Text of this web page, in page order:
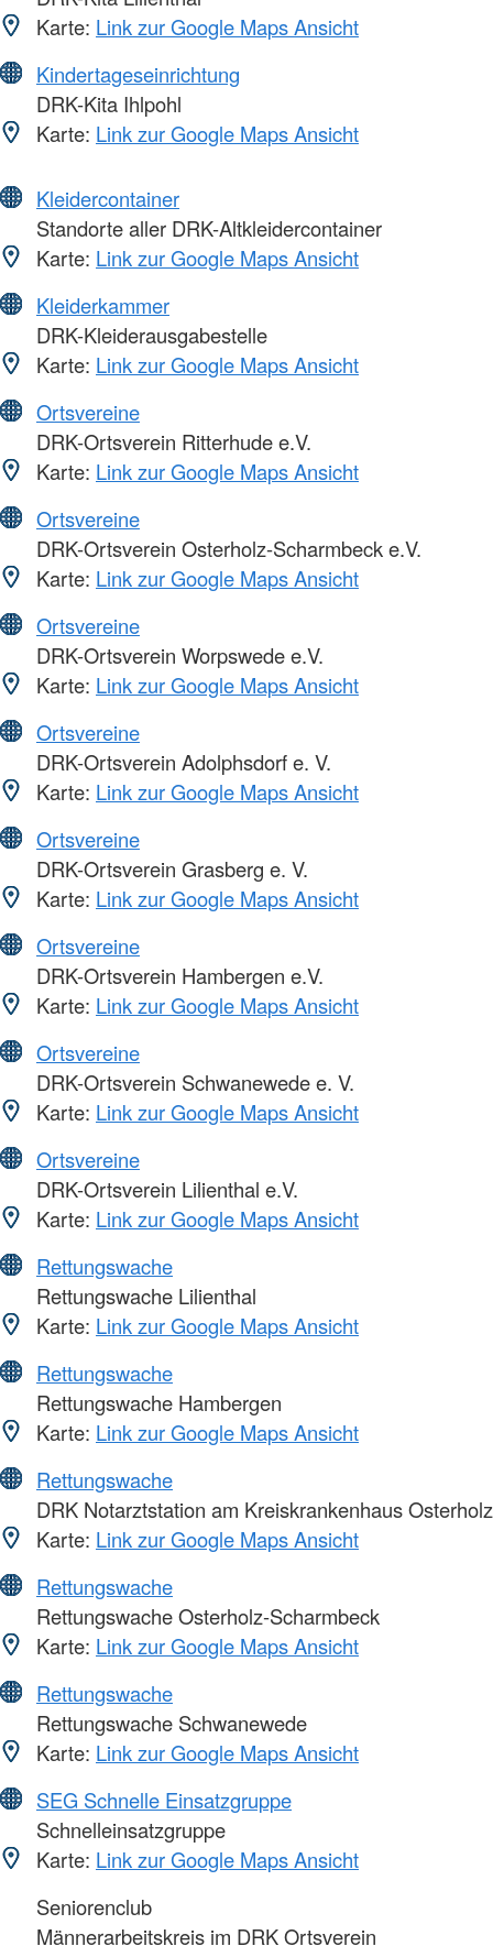
Karte: Link zur Google Maps Ansicht
Kindertageseinrichtung
DRK-Kita Ihlpohl
Karte: Link zur Google Maps Ansicht
Kleidercontainer
Standorte aller DRK-Altkleidercontainer
Karte: Link zur Google Maps Ansicht
Kleiderkammer
DRK-Kleiderausgabestelle
Karte: Link zur Google Maps Ansicht
Ortsvereine
DRK-Ortsverein Ritterhude e.V.
Karte: Link zur Google Maps Ansicht
Ortsvereine
DRK-Ortsverein Osterholz-Scharmbeck e.V.
Karte: Link zur Google Maps Ansicht
Ortsvereine
DRK-Ortsverein Worpswede e.V.
Karte: Link zur Google Maps Ansicht
Ortsvereine
DRK-Ortsverein Adolphsdorf e. V.
Karte: Link zur Google Maps Ansicht
Ortsvereine
DRK-Ortsverein Grasberg e. V.
Karte: Link zur Google Maps Ansicht
Ortsvereine
DRK-Ortsverein Hambergen e.V.
Karte: Link zur Google Maps Ansicht
Ortsvereine
DRK-Ortsverein Schwanewede e. V.
Karte: Link zur Google Maps Ansicht
Ortsvereine
DRK-Ortsverein Lilienthal e.V.
Karte: Link zur Google Maps Ansicht
Rettungswache
Rettungswache Lilienthal
Karte: Link zur Google Maps Ansicht
Rettungswache
Rettungswache Hambergen
Karte: Link zur Google Maps Ansicht
Rettungswache
DRK Notarztstation am Kreiskrankenhaus Osterholz
Karte: Link zur Google Maps Ansicht
Rettungswache
Rettungswache Osterholz-Scharmbeck
Karte: Link zur Google Maps Ansicht
Rettungswache
Rettungswache Schwanewede
Karte: Link zur Google Maps Ansicht
SEG Schnelle Einsatzgruppe
Schnelleinsatzgruppe
Karte: Link zur Google Maps Ansicht
Seniorenclub
Männerarbeitskreis im DRK Ortsverein